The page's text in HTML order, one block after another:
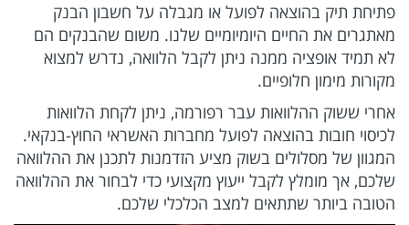
פתיחת תיק בהוצאה לפועל או מגבלה על חשבון הבנק
מאתגרים את החיים היומיומיים שלנו. משום שהבנקים הם
לא תמיד אופציה ממנה ניתן לקבל הלוואה, נדרש למצוא
מקורות מימון חלופיים.
אחרי ששוק ההלוואות עבר רפורמה, ניתן לקחת הלוואות
לכיסוי חובות בהוצאה לפועל מחברות האשראי החוץ-בנקאי.
המגוון של מסלולים בשוק מציע הזדמנות לתכנן את ההלוואה
שלכם, אך מומלץ לקבל ייעוץ מקצועי כדי לבחור את ההלוואה
הטובה ביותר שתתאים למצב הכלכלי שלכם.